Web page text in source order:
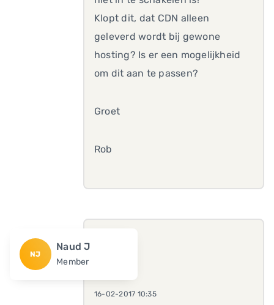
Klopt dit, dat CDN alleen
geleverd wordt bij gewone
hosting? Is er een mogelijkheid
om dit aan te passen?
Groet
Rob
NJ
Naud J
Member
16-02-2017 10:35